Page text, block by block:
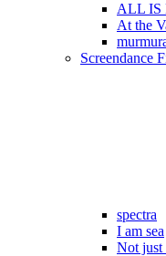
ALL IS
At the
Screendance
spectra
I am sea
Not